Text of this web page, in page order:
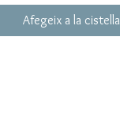
Afegeix a la cistella